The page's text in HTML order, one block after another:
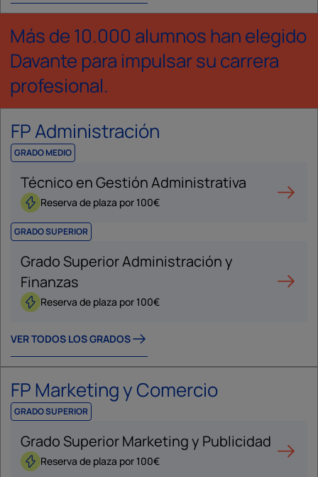
Más de 10.000 alumnos han elegido
Davante para impulsar su carrera
profesional.
FP Administración
GRADO MEDIO
Técnico en Gestión Administrativa
Reserva de plaza por 100€
GRADO SUPERIOR
Grado Superior Administración y
Finanzas
Reserva de plaza por 100€
VER TODOS LOS GRADOS
FP Marketing y Comercio
GRADO SUPERIOR
Grado Superior Marketing y Publicidad
Reserva de plaza por 100€